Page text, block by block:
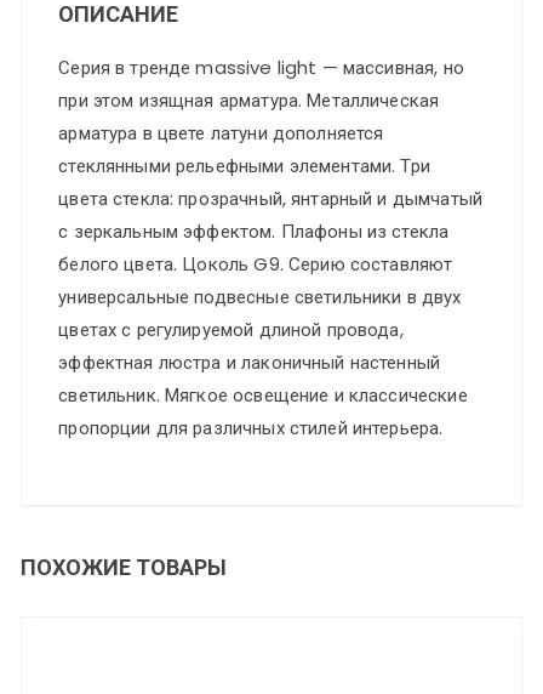
ОПИСАНИЕ
Серия в тренде massive light — массивная, но
при этом изящная арматура. Металлическая
арматура в цвете латуни дополняется
стеклянными рельефными элементами. Три
цвета стекла: прозрачный, янтарный и дымчатый
с зеркальным эффектом. Плафоны из стекла
белого цвета. Цоколь G9. Серию составляют
универсальные подвесные светильники в двух
цветах с регулируемой длиной провода,
эффектная люстра и лаконичный настенный
светильник. Мягкое освещение и классические
пропорции для различных стилей интерьера.
ПОХОЖИЕ ТОВАРЫ